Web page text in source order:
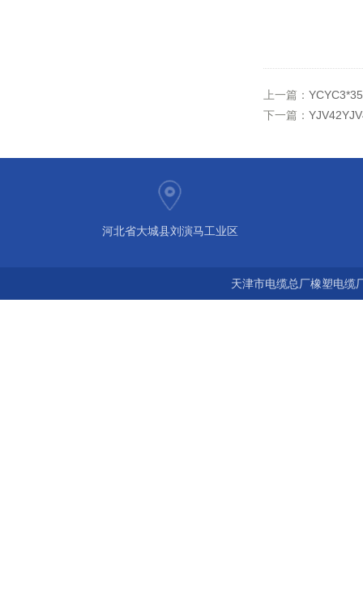
上一篇：
下一篇：
河北省大城县刘演马工业区
天津市电缆总厂橡塑电